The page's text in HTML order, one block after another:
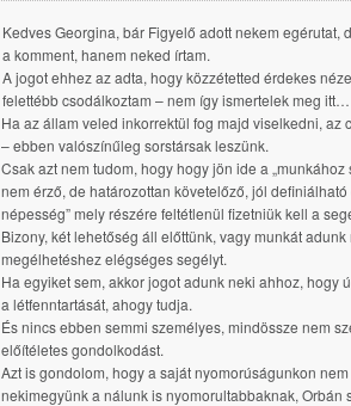
Kedves Georgina, bár Figyelő adott nekem egérutat,
a komment, hanem neked írtam.
A jogot ehhez az adta, hogy közzétetted érdekes
felettébb csodálkoztam – nem így ismertelek meg itt…
Ha az állam veled inkorrektül fog majd viselkedni, az
– ebben valószínűleg sorstársak leszünk.
Csak azt nem tudom, hogy hogy jön ide a „munkához
nem érző, de határozottan követelőző, jól definiálható
népesség” mely részére feltétlenül fizetniük kell a
Bizony, két lehetőség áll előttünk, vagy munkát adunk
megélhetéshez elégséges segélyt.
Ha egyiket sem, akkor jogot adunk neki ahhoz, hogy
a létfenntartását, ahogy tudja.
És nincs ebben semmi személyes, mindössze nem
előítéletes gondolkodást.
Azt is gondolom, hogy a saját nyomorúságunkon
nekimegyünk a nálunk is nyomorultabbaknak, Orbán